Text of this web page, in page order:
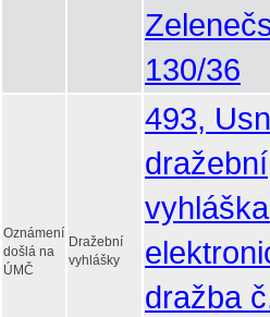
130/36
Oznámení
došlá na
ÚMČ
Dražební
vyhlášky
493,
dražební
dražba